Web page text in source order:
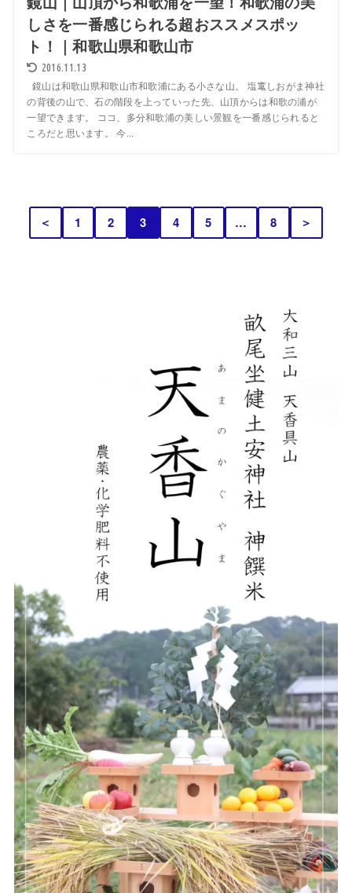
しさを一番感じられる超おススメスポッ
ト！｜和歌山県和歌山市
2016.11.13
鏡山は和歌山県和歌山市和歌浦にある小さな山。 塩竃しおがま神社
の背後の山で、石の階段を上っていった先、山頂からは和歌の浦が
一望できます。 ココ、多分和歌浦の美しい景観を一番感じられると
ころだと思います。 今...
＜ 1 2 3 4 5 … 8 ＞